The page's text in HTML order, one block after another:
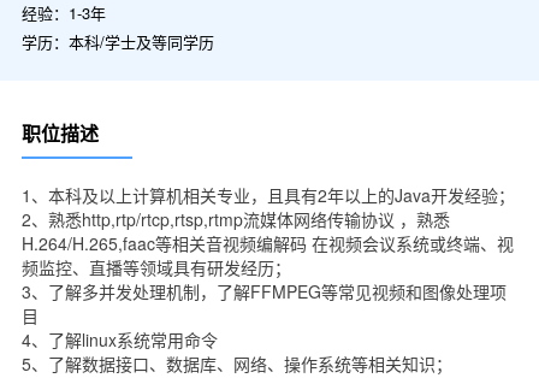
经验：1-3年
学历：本科/学士及等同学历
职位描述
1、本科及以上计算机相关专业，且具有2年以上的Java开发经验；
2、熟悉http,rtp/rtcp,rtsp,rtmp流媒体网络传输协议 ，熟悉
H.264/H.265,faac等相关音视频编解码 在视频会议系统或终端、视
频监控、直播等领域具有研发经历；
3、了解多并发处理机制，了解FFMPEG等常见视频和图像处理项
目
4、了解linux系统常用命令
5、了解数据接口、数据库、网络、操作系统等相关知识；